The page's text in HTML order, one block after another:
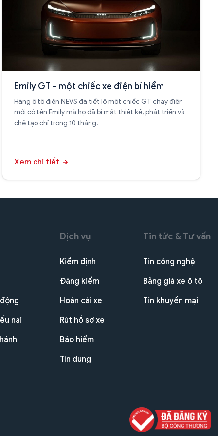
Emily GT - một chiếc xe điện bí hiểm
Hãng ô tô điện NEVS đã tiết lộ một chiếc GT chạy điện
mới có tên Emily mà họ đã bí mật thiết kế, phát triển và
chế tạo chỉ trong 10 tháng.
Xem chi tiết
nại
Dịch vụ
Kiểm định
Đăng kiểm
Hoán cải xe
Rút hồ sơ xe
Bảo hiểm
Tín dụng
Tin tức & Tư vấn
Tin công nghệ
Bảng giá xe ô tô
Tin khuyến mại